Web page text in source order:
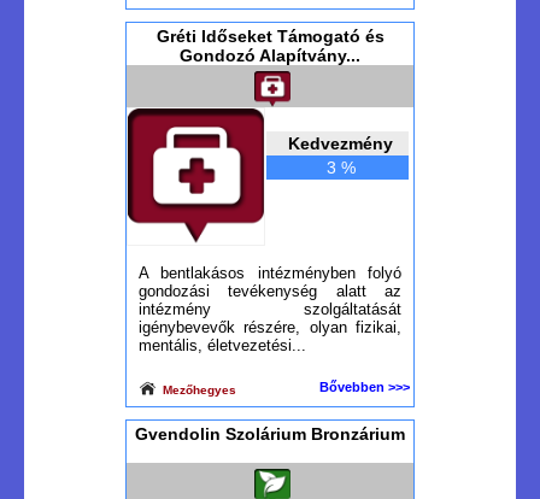
Gréti Időseket Támogató és
Gondozó Alapítvány...
Kedvezmény
3 %
A bentlakásos intézményben folyó
gondozási tevékenység alatt az
intézmény szolgáltatását
igénybevevők részére, olyan fizikai,
mentális, életvezetési...
Mezőhegyes Bővebben >>>
Gvendolin Szolárium Bronzárium